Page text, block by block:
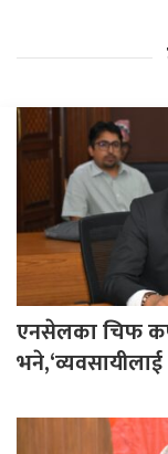
एनसेलका चिफ
भने,‘व्यवसायीलाई